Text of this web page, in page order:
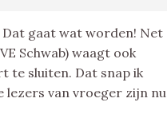
Dat gaat wat worden! Net
Schwab) waagt ook
te sluiten. Dat snap ik
lezers van vroeger zijn nu